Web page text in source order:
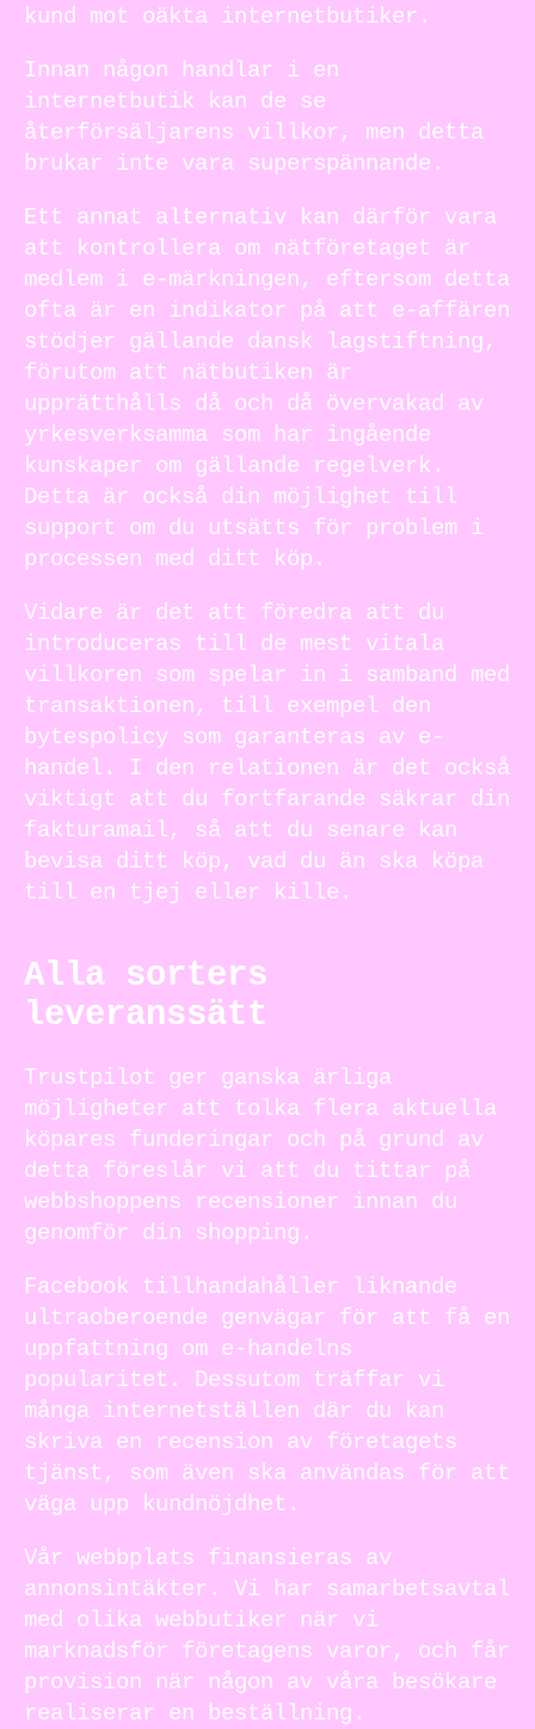
kund mot oäkta internetbutiker.
Innan någon handlar i en
internetbutik kan de se
återförsäljarens villkor, men detta
brukar inte vara superspännande.
Ett annat alternativ kan därför vara
att kontrollera om nätföretaget är
medlem i e-märkningen, eftersom detta
ofta är en indikator på att e-affären
stödjer gällande dansk lagstiftning,
förutom att nätbutiken är
upprätthålls då och då övervakad av
yrkesverksamma som har ingående
kunskaper om gällande regelverk.
Detta är också din möjlighet till
support om du utsätts för problem i
processen med ditt köp.
Vidare är det att föredra att du
introduceras till de mest vitala
villkoren som spelar in i samband med
transaktionen, till exempel den
bytespolicy som garanteras av e-
handel. I den relationen är det också
viktigt att du fortfarande säkrar din
fakturamail, så att du senare kan
bevisa ditt köp, vad du än ska köpa
till en tjej eller kille.
Alla sorters
leveranssätt
Trustpilot ger ganska ärliga
möjligheter att tolka flera aktuella
köpares funderingar och på grund av
detta föreslår vi att du tittar på
webbshoppens recensioner innan du
genomför din shopping.
Facebook tillhandahåller liknande
ultraoberoende genvägar för att få en
uppfattning om e-handelns
popularitet. Dessutom träffar vi
många internetställen där du kan
skriva en recension av företagets
tjänst, som även ska användas för att
väga upp kundnöjdhet.
Vår webbplats finansieras av
annonsintäkter. Vi har samarbetsavtal
med olika webbutiker när vi
marknadsför företagens varor, och får
provision när någon av våra besökare
realiserar en beställning.